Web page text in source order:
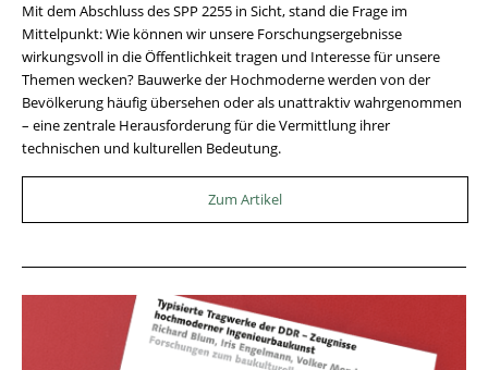
Mit dem Abschluss des SPP 2255 in Sicht, stand die Frage im
Mittelpunkt: Wie können wir unsere Forschungsergebnisse
wirkungsvoll in die Öffentlichkeit tragen und Interesse für unsere
Themen wecken? Bauwerke der Hochmoderne werden von der
Bevölkerung häufig übersehen oder als unattraktiv wahrgenommen
– eine zentrale Herausforderung für die Vermittlung ihrer
technischen und kulturellen Bedeutung.
Zum Artikel